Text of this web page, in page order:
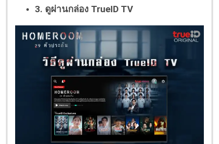
3. ดูผ่านกล่อง TrueID TV